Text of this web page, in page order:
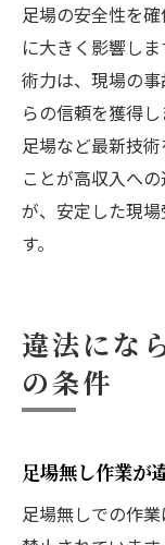
足場の安全性を
に大きく影響し
術力は、現場の
らの信頼を獲得
足場など最新技
ことが高収入へ
が、安定した現
す。
違法にな
の条件
足場無し作業が
足場無しでの作